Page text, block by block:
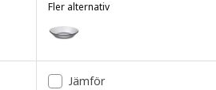
tallrik, prickar/grå, 19 cm
Fler alternativ
Alternativ: HAVSGÄDDA, Djup
Jämför